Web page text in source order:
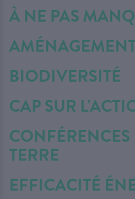
À NE PAS
BIODIVERSITÉ
CAP SUR
TERRE
EFFICACITÉ